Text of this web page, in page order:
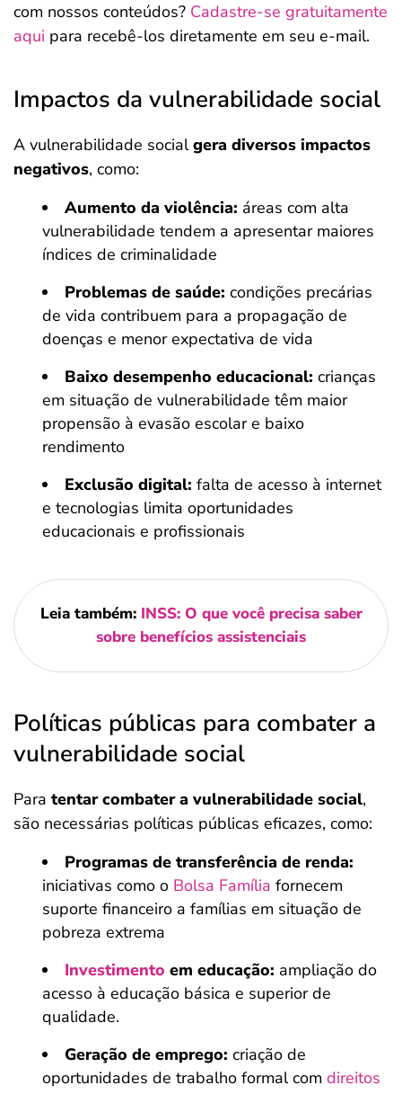
com nossos conteúdos? Cadastre-se gratuitamente
aqui para recebê-los diretamente em seu e-mail.
Impactos da vulnerabilidade social
A vulnerabilidade socialgera diversos impactos
negativos, como:
Aumento da violência: áreas com alta
vulnerabilidade tendem a apresentar maiores
índices de criminalidade
Problemas de saúde: condições precárias
de vida contribuem para a propagação de
doenças e menor expectativa de vida
Baixo desempenho educacional: crianças
em situação de vulnerabilidade têm maior
propensão à evasão escolar e baixo
rendimento
Exclusão digital: falta de acesso à internet
e tecnologias limita oportunidades
educacionais e profissionais
Leia também: INSS: O que você precisa saber
sobre benefícios assistenciais
Políticas públicas para combater a
vulnerabilidade social
Para tentar combater a vulnerabilidade social,
são necessárias políticas públicas eficazes, como:
Programas de transferência de renda:
iniciativas como o Bolsa Família fornecem
suporte financeiro a famílias em situação de
pobreza extrema
Investimento em educação: ampliação do
acesso à educação básica e superior de
qualidade.
Geração de emprego: criação de
oportunidades de trabalho formal com direitos